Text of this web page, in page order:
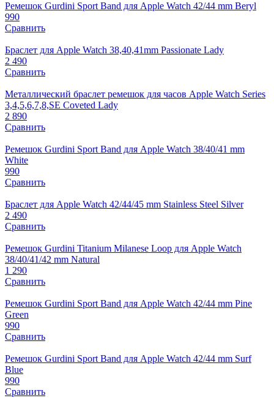
Ремешок Gurdini Sport Band для Apple Watch 42/44 mm Beryl
990
Сравнить
Браслет для Apple Watch 38,40,41mm Passionate Lady
2 490
Сравнить
Металлический браслет ремешок для часов Apple Watch Series
3,4,5,6,7,8,SE Coveted Lady
2 890
Сравнить
Ремешок Gurdini Sport Band для Apple Watch 38/40/41 mm
White
990
Сравнить
Браслет для Apple Watch 42/44/45 mm Stainless Steel Silver
2 490
Сравнить
Ремешок Gurdini Titanium Milanese Loop для Apple Watch
38/40/41/42 mm Natural
1 290
Сравнить
Ремешок Gurdini Sport Band для Apple Watch 42/44 mm Pine
Green
990
Сравнить
Ремешок Gurdini Sport Band для Apple Watch 42/44 mm Surf
Blue
990
Сравнить